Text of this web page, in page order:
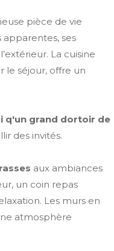
pièce de vie
ses
La cuisine
le séjour, offre un
q'un grand dortoir de
des invités.
aux ambiances
un coin repas
Les murs en
atmosphère